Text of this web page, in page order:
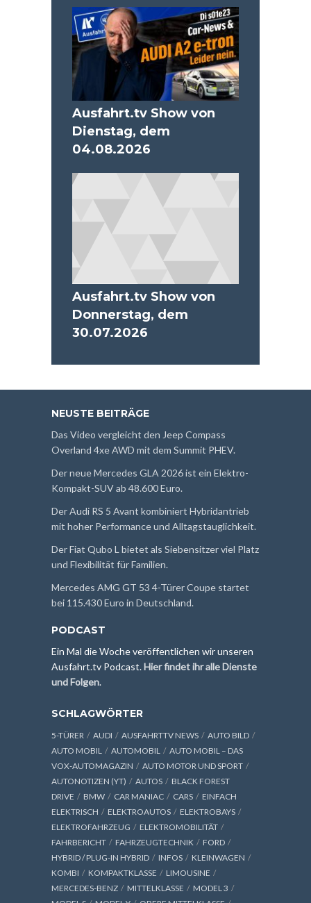
Ausfahrt.tv Show von
Dienstag, dem
04.08.2026
Ausfahrt.tv Show von
Donnerstag, dem
30.07.2026
NEUSTE BEITRÄGE
Das Video vergleicht den Jeep Compass
Overland 4xe AWD mit dem Summit PHEV.
Der neue Mercedes GLA 2026 ist ein Elektro-
Kompakt-SUV ab 48.600 Euro.
Der Audi RS 5 Avant kombiniert Hybridantrieb
mit hoher Performance und Alltagstauglichkeit.
Der Fiat Qubo L bietet als Siebensitzer viel Platz
und Flexibilität für Familien.
Mercedes AMG GT 53 4-Türer Coupe startet
bei 115.430 Euro in Deutschland.
PODCAST
Ein Mal die Woche veröffentlichen wir unseren
Ausfahrt.tv Podcast.Hier findet ihr alle Dienste
und Folgen.
SCHLAGWÖRTER
5-TÜRER AUDI AUSFAHRTTV NEWS
AUTO BILD
AUTO MOBIL
AUTOMOBIL
AUTO MOBIL – DAS
VOX-AUTOMAGAZIN
AUTO MOTOR UND SPORT
AUTONOTIZEN (YT)
AUTOS
BLACK FOREST
DRIVE
BMW CAR MANIAC CARS
EINFACH
ELEKTRISCH
ELEKTROAUTOS
ELEKTROBAYS
ELEKTROFAHRZEUG
ELEKTROMOBILITÄT
FAHRBERICHT
FAHRZEUGTECHNIK
FORD
HYBRID / PLUG-IN HYBRID
INFOS
KLEINWAGEN
KOMBI
KOMPAKTKLASSE
LIMOUSINE
MERCEDES-BENZ
MITTELKLASSE
MODEL 3